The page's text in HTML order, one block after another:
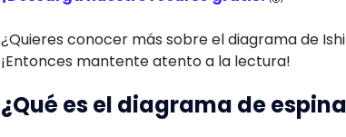
¿Quieres conocer más sobre el diagrama de
¡Entonces mantente atento a la lectura!
¿Qué es el diagrama de